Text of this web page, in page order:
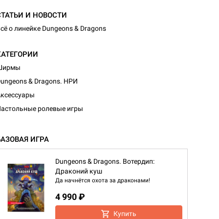
И НОВОСТИ
о линейке Dungeons & Dragons
& Dragons. НРИ
ролевые игры
ИГРА
Dungeons & Dragons. Вотердип:
Драконий куш
Да начнётся охота за драконами!
4 990 ₽
Купить